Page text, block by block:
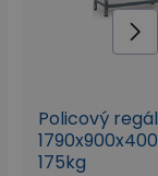
Policový regál
175kg